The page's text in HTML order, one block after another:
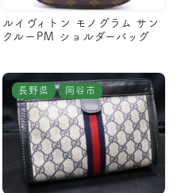
ルイヴィトン モノグラム サン
クルーPM ショルダーバッグ
長野県 岡谷市